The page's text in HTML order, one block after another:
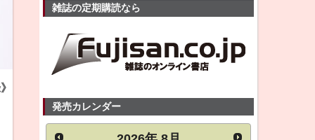
雑誌の定期購読なら
発売カレンダー